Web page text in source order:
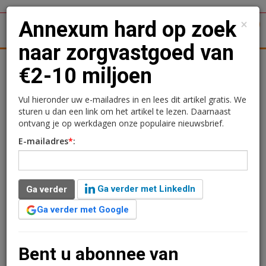
Woningmarkt Kantoren
Annexum hard op zoek
naar zorgvastgoed van
€2-10 miljoen
Rogier Hentenaar
12 september 2019 om 10:04
7 jaar geleden aangepast
2 minuten leestijd
Omdat steeds meer beleggers graag in zorgvastgoed
brengen. Daarvoor zoekt Annexum assets met een
×
Annexum hard op zoek
naar zorgvastgoed van
€2-10 miljoen
Vul hieronder uw e-mailadres in en lees dit artikel gratis. We
sturen u dan een link om het artikel te lezen. Daarnaast
ontvang je op werkdagen onze populaire nieuwsbrief.
E-mailadres*:
Ga verder
Ga verder met LinkedIn
Ga verder met Google
Bent u abonnee van